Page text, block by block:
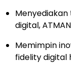
Menyediakan
digital, ATMAN
Memimpin
fidelity digital